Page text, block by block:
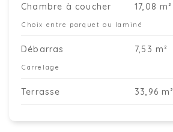
Chambre à coucher 17,08 m²
Choix entre parquet ou laminé
Débarras 7,53 m²
Carrelage
Terrasse 33,96 m²